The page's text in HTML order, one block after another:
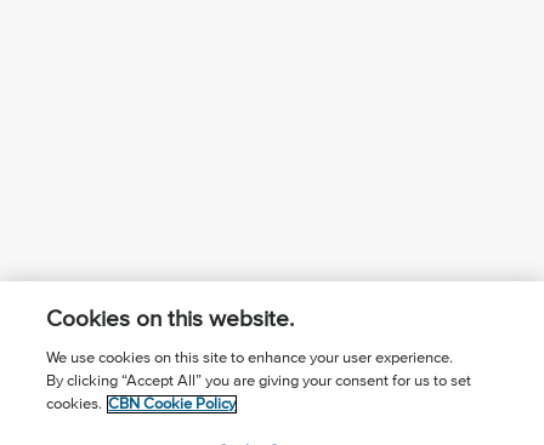
¿Conoces a Jesús?
Suscríbase al boletín
Seguir Mundo Cristiano
Cookies on this website.
We use cookies on this site to enhance your user experience.
By clicking “Accept All” you are giving your consent for us to set
cookies. CBN Cookie Policy